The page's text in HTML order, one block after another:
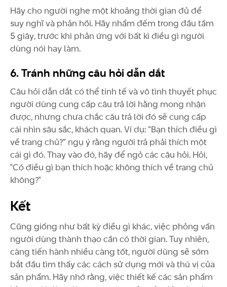
Hãy cho người nghe một khoảng thời gian đủ để
suy nghĩ và phản hồi. Hãy nhẩm đếm trong đầu tầm
5 giây, trước khi phản ứng với bất kì điều gì người
dùng nói hay làm.
6. Tránh những câu hỏi dẫn dắt
Câu hỏi dẫn dắt có thể tinh tế và vô tình thuyết phục
người dùng cung cấp câu trả lời hằng mong nhận
được, nhưng chưa chắc câu trả lời đó sẽ cung cấp
cái nhìn sâu sắc, khách quan. Ví dụ: “Bạn thích điều gì
về trang chủ?” ngụ ý rằng người trả phải thích một
cái gì đó. Thay vào đó, hãy để ngỏ các câu hỏi. Hỏi,
"Có điều gì bạn thích hoặc không thích về trang chủ
không?"
Kết
Cũng giống như bất kỳ điều gì khác, việc phỏng vấn
người dùng thành thạo cần có thời gian. Tuy nhiên,
càng tiến hành nhiều càng tốt, người dùng sẽ sớm
bắt đầu tìm thấy các cách sử dụng mới và thú vị của
sản phẩm. Hãy nhớ rằng, việc thiết kế các sản phẩm